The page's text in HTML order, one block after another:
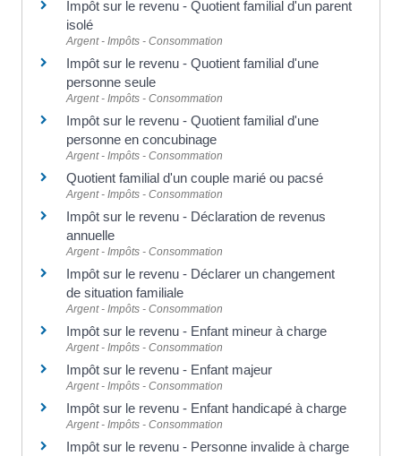
Impôt sur le revenu - Quotient familial d'un parent
isolé
Argent - Impôts - Consommation
Impôt sur le revenu - Quotient familial d'une
personne seule
Argent - Impôts - Consommation
Impôt sur le revenu - Quotient familial d'une
personne en concubinage
Argent - Impôts - Consommation
Quotient familial d'un couple marié ou pacsé
Argent - Impôts - Consommation
Impôt sur le revenu - Déclaration de revenus
annuelle
Argent - Impôts - Consommation
Impôt sur le revenu - Déclarer un changement
de situation familiale
Argent - Impôts - Consommation
Impôt sur le revenu - Enfant mineur à charge
Argent - Impôts - Consommation
Impôt sur le revenu - Enfant majeur
Argent - Impôts - Consommation
Impôt sur le revenu - Enfant handicapé à charge
Argent - Impôts - Consommation
Impôt sur le revenu - Personne invalide à charge